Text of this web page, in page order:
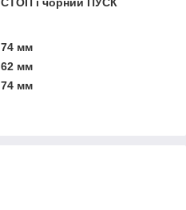
74 мм
62 мм
74 мм